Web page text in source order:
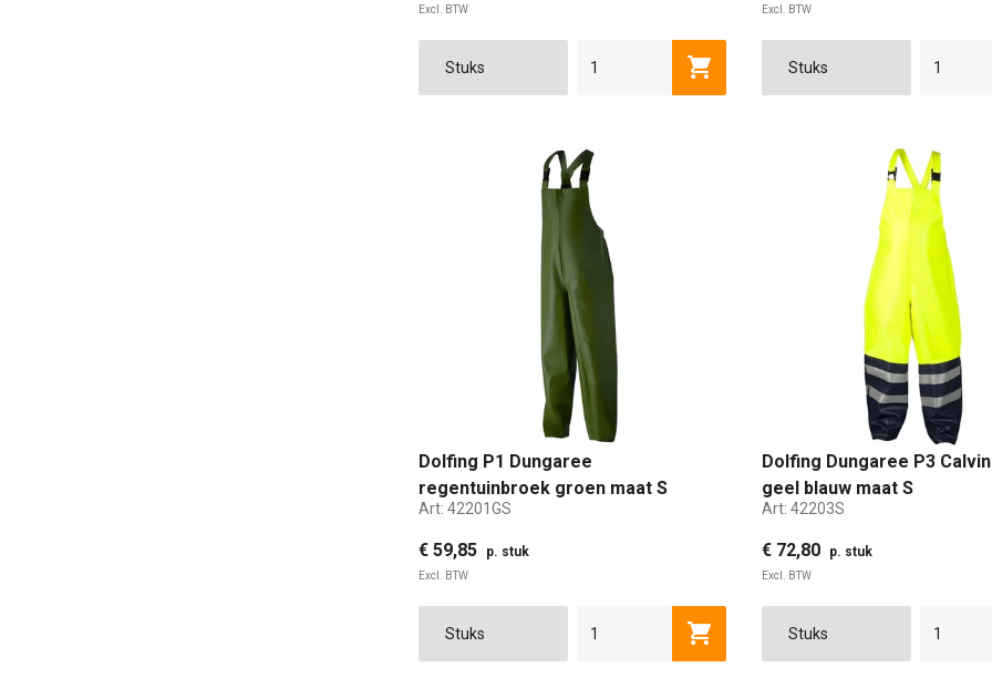
Excl. BTW
Toevoegen aan winkelwagen
Excl. BTW
Dolfing P1 Dungaree
regentuinbroek groen maat S
Art: 42201GS
€ 59,85 p. stuk
Excl. BTW
Toevoegen aan winkelwagen
Dolfing Dungaree P3
geel blauw maat S
Art: 42203S
€ 72,80 p. stuk
Excl. BTW
S L